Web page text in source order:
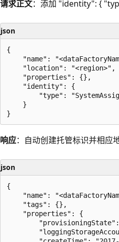
请求正文：添加 "identity": {
json
{
"name":
    "location": "<region>",
    "properties": {},
    "identity": {
"type":
    }
响应：自动创建托管标识并相应
json
{
"name":
    "tags": {},
    "properties": {